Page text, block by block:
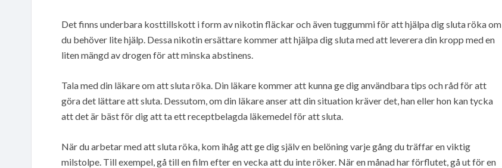
Det finns underbara kosttillskott i form av nikotin fläckar och även tuggummi för att hjälpa dig sluta röka om
du behöver lite hjälp. Dessa nikotin ersättare kommer att hjälpa dig sluta med att leverera din kropp med en
liten mängd av drogen för att minska abstinens.
Tala med din läkare om att sluta röka. Din läkare kommer att kunna ge dig användbara tips och råd för att
göra det lättare att sluta. Dessutom, om din läkare anser att din situation kräver det, han eller hon kan tycka
att det är bäst för dig att ta ett receptbelagda läkemedel för att sluta.
När du arbetar med att sluta röka, kom ihåg att ge dig själv en belöning varje gång du träffar en viktig
milstolpe. Till exempel, gå till en film efter en vecka att du inte röker. När en månad har förflutet, gå ut för en